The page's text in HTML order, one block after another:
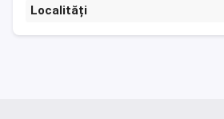
Localități